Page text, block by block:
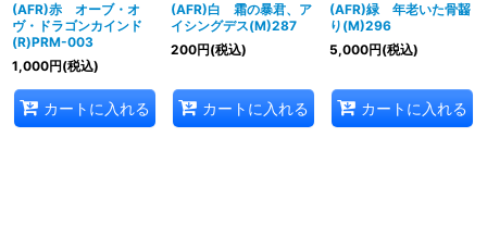
(AFR)赤 オーブ・オ
ヴ・ドラゴンカインド
(R)PRM-003
1,000円(税込)
カートに入れる
(AFR)白 霜の暴君、ア
イシングデス(M)287
200円(税込)
カートに入れる
(AFR)緑 年老いた骨齧
り(M)296
5,000円(税込)
カートに入れる